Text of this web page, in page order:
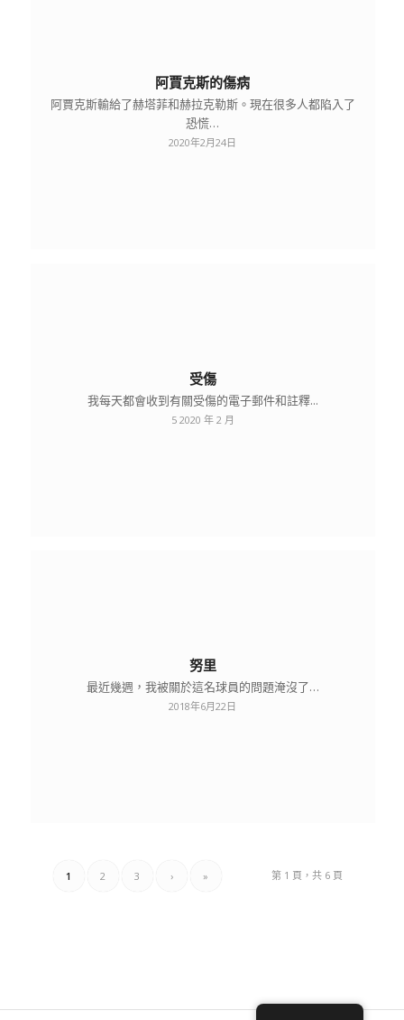
阿賈克斯的傷病
阿賈克斯輸給了赫塔菲和赫拉克勒斯。現在很多人都陷入了
恐慌…
2020年2月24日
受傷
我每天都會收到有關受傷的電子郵件和註釋...
5 2020 年 2 月
努里
最近幾週，我被關於這名球員的問題淹沒了…
2018年6月22日
第 1 頁，共 6 頁
1 2 3 › »